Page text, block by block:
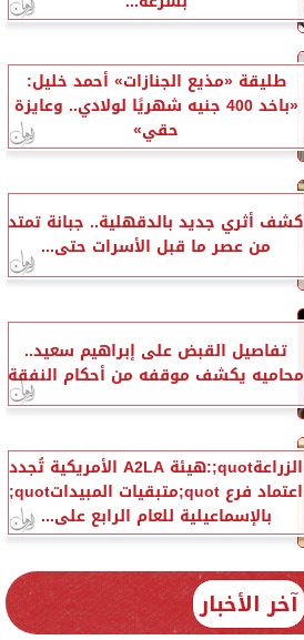
طليقة «مذيع الجنازات» أحمد خليل:
«باخد 400 جنيه شهريًا لولادي.. وعايزة
حقي»
كشف أثري جديد بالدقهلية.. جبانة تمتد
من عصر ما قبل الأسرات حتى...
تفاصيل القبض على إبراهيم سعيد..
محاميه يكشف موقفه من أحكام النفقة
الزراعةquot;:هيئة A2LA الأمريكية تُجدد
اعتماد فرع quot;متبقيات المبيداتquot;
بالإسماعيلية للعام الرابع على...
آخر الأخبار